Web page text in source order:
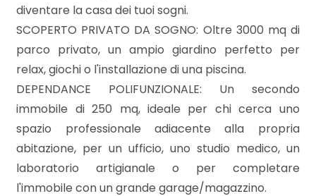
diventare la casa dei tuoi sogni.
SCOPERTO PRIVATO DA SOGNO: Oltre 3000 mq di
parco privato, un ampio giardino perfetto per
relax, giochi o l'installazione di una piscina.
DEPENDANCE POLIFUNZIONALE: Un secondo
immobile di 250 mq, ideale per chi cerca uno
spazio professionale adiacente alla propria
abitazione, per un ufficio, uno studio medico, un
laboratorio artigianale o per completare
l'immobile con un grande garage/magazzino.
Locali
minimi
Qualsiasi
1
2